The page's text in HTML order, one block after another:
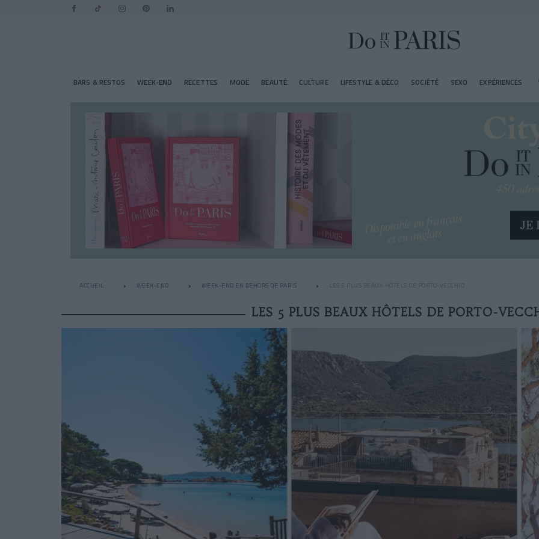
BARS & RESTOS WEEK-END RECETTES MODE BEAUTÉ CULTURE LIFESTYLE & DÉCO SOCIÉTÉ SEXO EXPÉRIENCES
ACCUEIL WEEK-END WEEK-END EN DEHORS DE PARIS LES 5 PLUS BEAUX HÔTELS DE PORTO-VECCHIO
LES 5 PLUS BEAUX HÔTELS DE PORTO-